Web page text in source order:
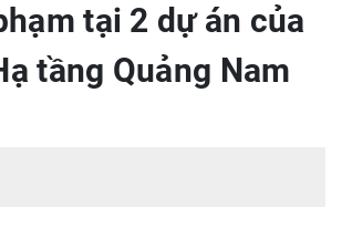
tại 2 dự án của
tầng Quảng Nam